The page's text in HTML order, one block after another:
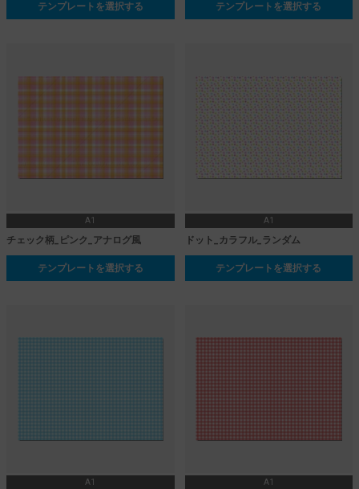
テンプレートを選択する テンプレートを選択する
A1
チェック柄_ピンク_アナログ風
テンプレートを選択する
A1
ドット_カラフル_ランダム
テンプレートを選択する
A1 A1